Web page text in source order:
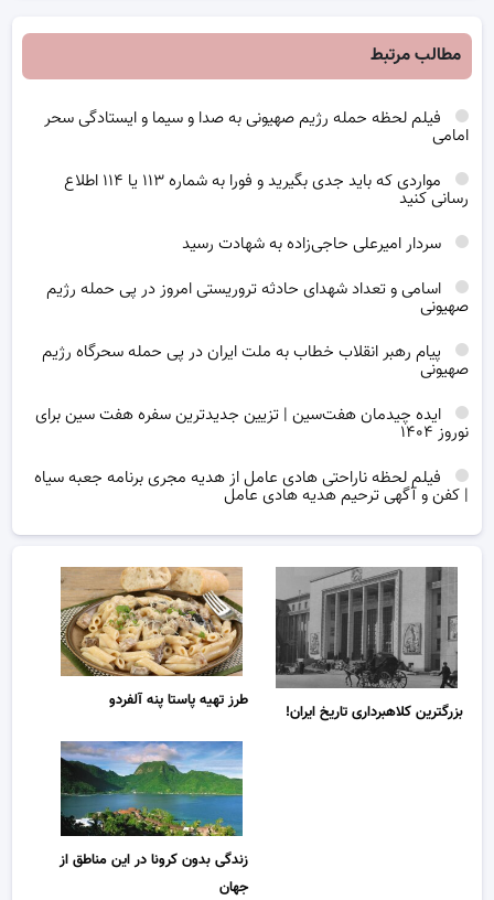
مطالب مرتبط
فیلم لحظه حمله رژیم صهیونی به صدا و سیما و ایستادگی سحر
امامی
مواردی که باید جدی بگیرید و فورا به شماره ۱۱۳ یا ۱۱۴ اطلاع
رسانی کنید
سردار امیرعلی حاجی‌زاده به شهادت رسید
اسامی و تعداد شهدای حادثه تروریستی امروز در پی حمله رژیم
صهیونی
پیام رهبر انقلاب خطاب به ملت ایران در پی حمله سحرگاه رژیم
صهیونی
ایده چیدمان هفت‌سین | تزیین جدیدترین سفره هفت سین برای
نوروز ۱۴۰۴
فیلم لحظه ناراحتی هادی عامل از هدیه مجری برنامه جعبه سیاه
| کفن و آگهی ترحیم هدیه هادی عامل
بزرگترین کلاهبرداری تاریخ ایران!
طرز تهیه پاستا پنه آلفردو
زندگی بدون کرونا در این مناطق از
جهان